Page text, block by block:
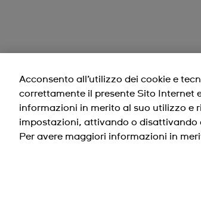
Acconsento all’utilizzo dei cookie e
correttamente il presente Sito Internet
informazioni in merito al suo utilizzo e
impostazioni, attivando o disattivando
Per avere maggiori informazioni in